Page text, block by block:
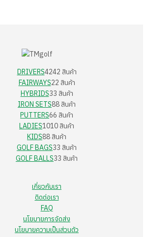
DRIVERS4242 สินค้า
FAIRWAYS22 สินค้า
HYBRIDS33 สินค้า
IRON SETS88 สินค้า
PUTTERS66 สินค้า
LADIES1010 สินค้า
KIDS88 สินค้า
GOLF BAGS33 สินค้า
GOLF BALLS33 สินค้า
เกี่ยวกับเรา
ติดต่อเรา
FAQ
นโยบายการจัดส่ง
นโยบายความเป็นส่วนตัว